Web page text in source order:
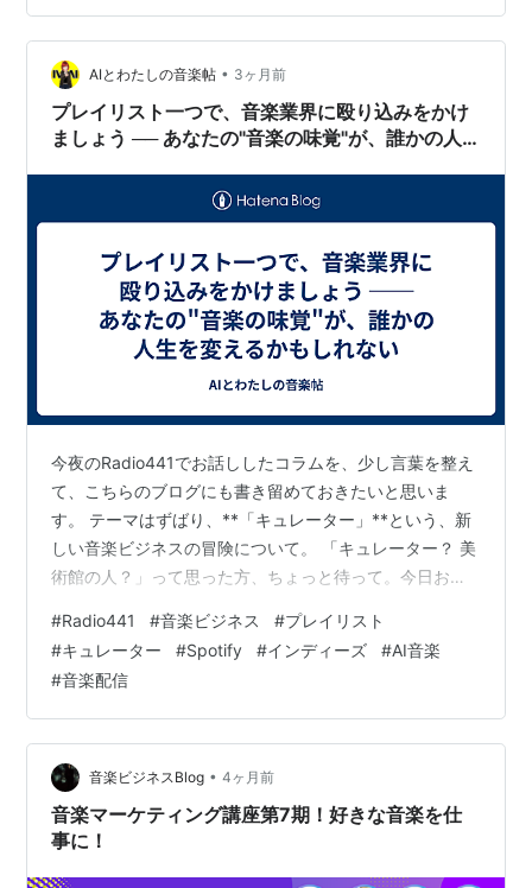
「防衛実務」をここに記す。 ​この記事で得られること ​
SNS公開時の防衛策: 盗用や無断素材化を防ぐための具体
的な音源管理テクニック。 ​データ共有の境界線: 知人や
制作パートナ…
AIとわたしの音楽帖 • 3ヶ月前
プレイリスト一つで、音楽業界に殴り込みをかけ
ましょう ── あなたの"音楽の味覚"が、誰かの人
今夜のRadio441でお話ししたコラムを、少し言葉を整え
て、こちらのブログにも書き留めておきたいと思いま
す。 テーマはずばり、**「キュレーター」**という、新
しい音楽ビジネスの冒険について。 「キュレーター？ 美
術館の人？」って思った方、ちょっと待って。今日お話
今日からなれるもの。音楽のプレイリストを作って、自
分の「音楽の味覚」を世界に向けて発信する人のことで
す。 このキュレーターが今、音楽ビジネスの新しい主役
候補として、静かに、でも確実に注目を集めている。 -
[★ 音楽業界の今 ── 二極化する現実](#-音楽業界の今二
極化する現実)-…
#Radio441 #音楽ビジネス #プレイリスト
#キュレーター #Spotify #インディーズ #AI音楽
#音楽配信
音楽ビジネスBlog • 4ヶ月前
音楽マーケティング講座第7期！好きな音楽を仕
事に！